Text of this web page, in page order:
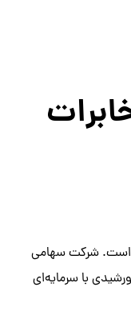
است. شرکت سهامی
ایران این شرکت در سال ۱۳۵۰ خورشیدی با سرمایه‌ای